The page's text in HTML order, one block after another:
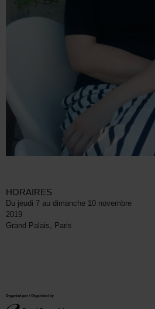
HORAIRES
Du jeudi 7 au dimanche 10 novembre
2019
Grand Palais, Paris